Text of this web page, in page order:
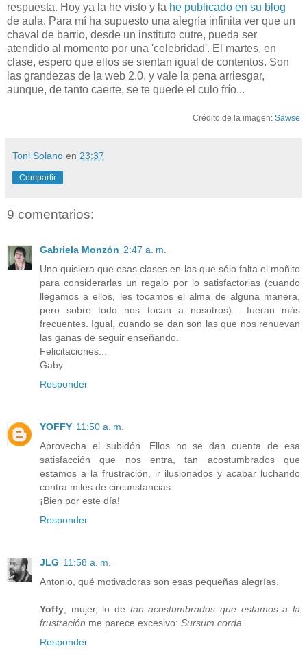
respuesta. Hoy ya la he visto y la he publicado en su blog
de aula. Para mí ha supuesto una alegría infinita ver que un
chaval de barrio, desde un instituto cutre, pueda ser
atendido al momento por una 'celebridad'. El martes, en
clase, espero que ellos se sientan igual de contentos. Son
las grandezas de la web 2.0, y vale la pena arriesgar,
aunque, de tanto caerte, se te quede el culo frío...
Crédito de la imagen: Sawse
Toni Solano en 23:37
Compartir
9 comentarios:
Gabriela Monzón 2:47 a. m.
Uno quisiera que esas clases en las que sólo falta el moñito
para considerarlas un regalo por lo satisfactorias (cuando
llegamos a ellos, les tocamos el alma de alguna manera,
pero sobre todo nos tocan a nosotros)... fueran más
frecuentes. Igual, cuando se dan son las que nos renuevan
las ganas de seguir enseñando.
Felicitaciones...
Gaby
Responder
YOFFY 11:50 a. m.
Aprovecha el subidón. Ellos no se dan cuenta de esa
satisfacción que nos entra, tan acostumbrados que
estamos a la frustración, ir ilusionados y acabar luchando
contra miles de circunstancias.
¡Bien por este día!
Responder
JLG 11:58 a. m.
Antonio, qué motivadoras son esas pequeñas alegrías.
Yoffy , mujer, lo de tan acostumbrados que estamos a la
frustración me parece excesivo: Sursum corda
Responder